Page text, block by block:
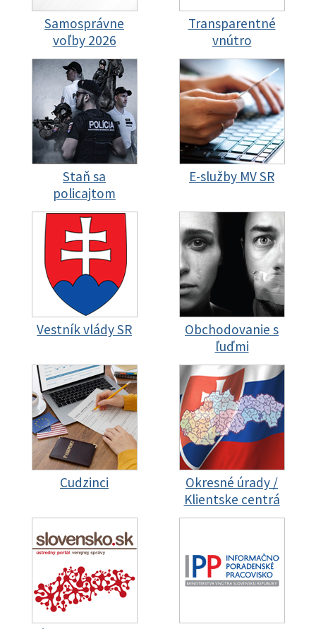
Samosprávne
voľby 2026
Transparentné
vnútro
Staň sa
policajtom
E-služby MV SR
Vestník vlády SR
Obchodovanie s
ľuďmi
Cudzinci
Okresné úrady /
Klientske centrá